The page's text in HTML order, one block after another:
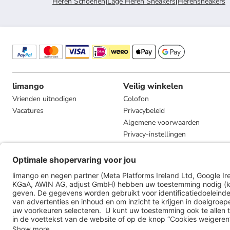
limango
Vrienden uitnodigen
Vacatures
Veilig winkelen
Colofon
Privacybeleid
Algemene voorwaarden
Privacy-instellingen
Compliance